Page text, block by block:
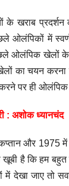
के खराब
ओलंपिकों में
ओलंपिक खेलों
का चयन करना
करने पर ही
: अशोक ध्यानचंद
कप्तान और 1975
खूबी है कि हम
में देखा जाए